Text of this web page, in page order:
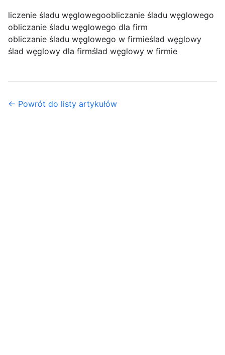
liczenie śladu węglowegoobliczanie śladu węglowego
obliczanie śladu węglowego dla firm
obliczanie śladu węglowego w firmieślad węglowy
ślad węglowy dla firmślad węglowy w firmie
← Powrót do listy artykułów